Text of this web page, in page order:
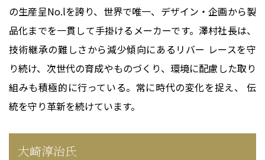
の生産呈No.lを誇り、世界で唯一、デザイン・企画から製
品化までを一貫して手掛けるメーカーです。澤村社長は、
技術継承の難しさから減少傾向にあるリバー レースを守
り続け、次世代の育成やものづくり、環境に配慮した取り
組みも積極的に行っている。常に時代の変化を捉え、 伝
統を守り革新を続けています。
大崎淳治氏